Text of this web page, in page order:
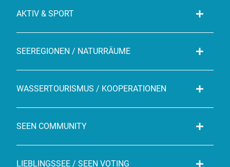
AKTIV & SPORT
SEEREGIONEN / NATURRÄUME
WASSERTOURISMUS / KOOPERATIONEN
SEEN COMMUNITY
LIEBLINGSSEE / SEEN VOTING